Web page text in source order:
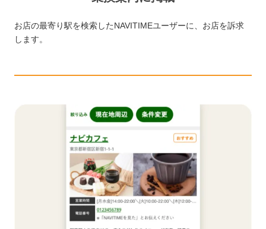
お店の最寄り駅を検索したNAVITIMEユーザーに、お店を訴求
します。